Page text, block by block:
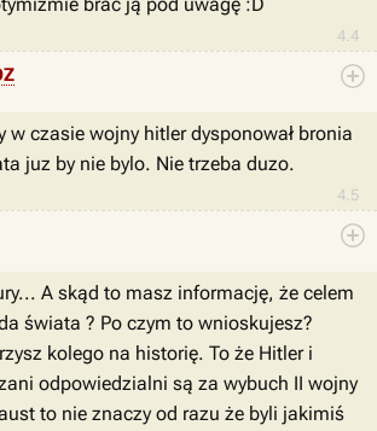
4.4
4.5
w czasie wojny hitler dysponował bronia
juz by nie bylo. Nie trzeba duzo.
A skąd to masz informację, że celem
świata ? Po czym to wnioskujesz?
kolego na historię. To że Hitler i
odpowiedzialni są za wybuch II wojny
to nie znaczy od razu że byli jakimiś